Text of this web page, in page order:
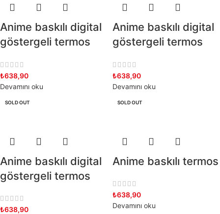
Anime baskılı digital
göstergeli termos
₺638,90
Devamını oku
Anime baskılı digital
göstergeli termos
₺638,90
Devamını oku
SOLD OUT
Anime baskılı digital
göstergeli termos
₺638,90
SOLD OUT
Anime baskılı termos
₺638,90
Devamını oku